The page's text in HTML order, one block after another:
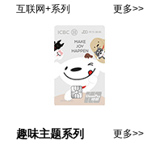
更多>>
互联网+系列
更多>>
趣味主题系列